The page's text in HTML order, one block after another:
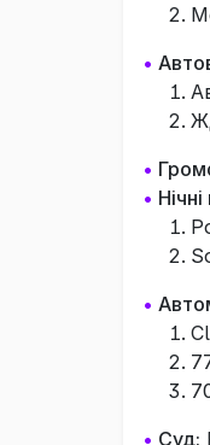
•
•
•
•
• Суд: